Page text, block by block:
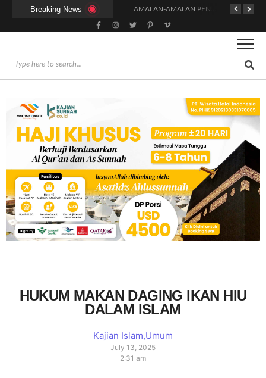
Breaking News
HUKUM MAKAN DAGING IKAN HIU
DALAM ISLAM
Kajian Islam,Umum
July 13, 2025
2:31 am